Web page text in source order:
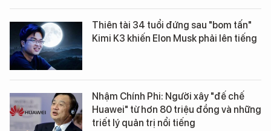
Thiên tài 34 tuổi đứng sau "bom tấn"
Kimi K3 khiến Elon Musk phải lên tiếng
Nhậm Chính Phi: Người xây "đế chế
Huawei" từ hơn 80 triệu đồng và những
triết lý quản trị nổi tiếng